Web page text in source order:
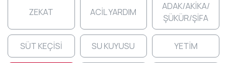
ZEKAT ACİL YARDIM
ADAK/AKİKA/
ŞÜKÜR/ŞİFA
SÜT KEÇİSİ SU KUYUSU YETİM